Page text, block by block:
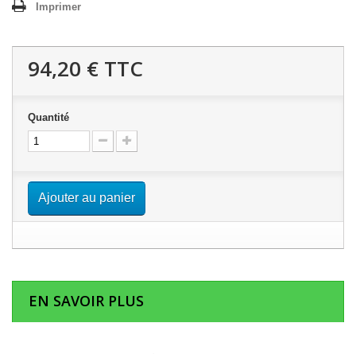
Imprimer
94,20 € TTC
Quantité
Ajouter au panier
EN SAVOIR PLUS